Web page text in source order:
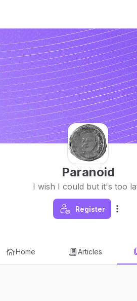
Paranoid
I wish I could but it's too
Register
Home Articles